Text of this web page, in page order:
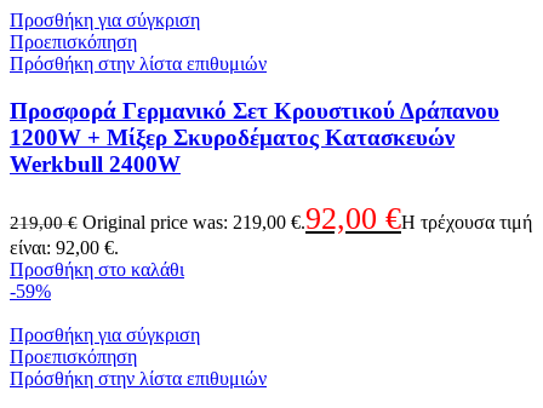
Προσθήκη για σύγκριση
Προεπισκόπηση
Πρόσθήκη στην λίστα επιθυμιών
Προσφορά Γερμανικό Σετ Κρουστικού Δράπανου
1200W + Μίξερ Σκυροδέματος Κατασκευών
Werkbull 2400W
219,00€ Original price was: 219,00 €.92,00 €Η τρέχουσα τιμή
είναι: 92,00 €.
Προσθήκη στο καλάθι
-59%
Προσθήκη για σύγκριση
Προεπισκόπηση
Πρόσθήκη στην λίστα επιθυμιών